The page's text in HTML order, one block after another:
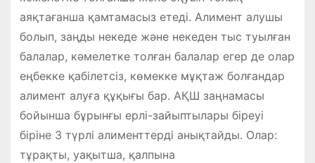
аяқтағанша қамтамасыз етеді. Алимент алушы
болып, заңды некеде және некеден тыс туылған
балалар, кәмелетке толған балалар егер де олар
еңбекке қабілетсіз, көмекке мұқтаж болғандар
алимент алуға құқығы бар. АҚШ заңнамасы
бойынша бұрынғы ерлі-зайыптылары біреуі
біріне 3 түрлі алименттерді анықтайды. Олар:
тұрақты, уақытша, қалпына